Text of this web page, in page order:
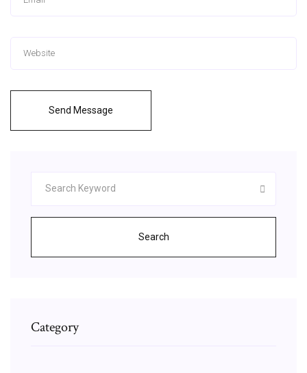
Send Message
Search
Category